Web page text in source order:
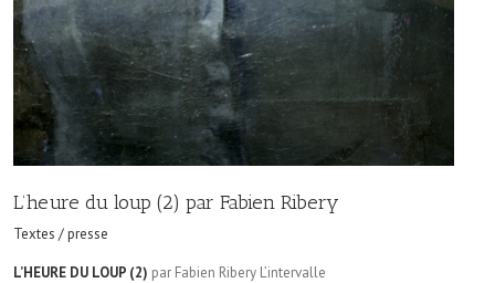
L’heure du loup (2) par Fabien Ribery
Textes / presse
L’HEURE DU LOUP (2) par Fabien Ribery L’intervalle